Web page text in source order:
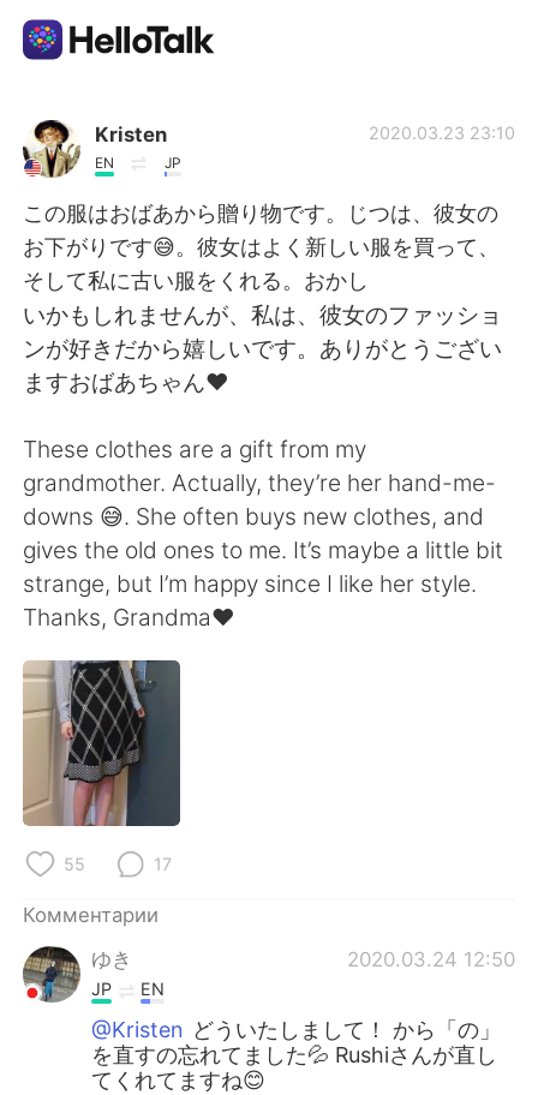
Приложение для Языкового Обмена
AI Grammar Checker
Русский
English 简体中文
العربية Français
Deutsch 日本語
한국어 ไทย
Indonesia
Türkçe
Português
Kristen
EN JP
2020.03.23 23:10
この服はおばあから贈り物です。じつは、彼女の
お下がりです😅。彼女はよく新しい服を買って、
そして私に古い服をくれる。おかし
いかもしれませんが、私は、彼女のファッショ
ンが好きだから嬉しいです。ありがとうござい
ますおばあちゃん❤️
These clothes are a gift from my
grandmother. Actually, they’re her hand-me-
downs 😅. She often buys new clothes, and
gives the old ones to me. It’s maybe a little bit
strange, but I’m happy since I like her style.
Thanks, Grandma❤️
55 17
Комментарии
ゆき
2020.03.24 12:50
JP EN
@Kristen どういたしまして！ から「の」
を直すの忘れてました💦 Rushiさんが直し
てくれてますね😊